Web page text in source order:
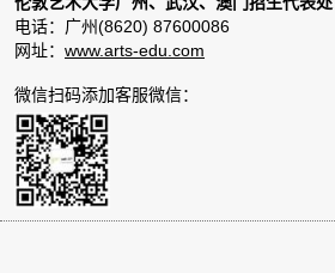
电话：广州(8620) 87600086
网址： www.arts-edu.com
微信扫码添加客服微信：